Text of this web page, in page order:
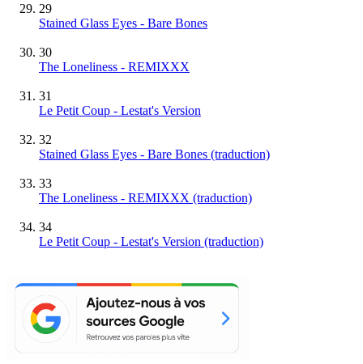
29
Stained Glass Eyes - Bare Bones
30
The Loneliness - REMIXXX
31
Le Petit Coup - Lestat's Version
32
Stained Glass Eyes - Bare Bones (traduction)
33
The Loneliness - REMIXXX (traduction)
34
Le Petit Coup - Lestat's Version (traduction)